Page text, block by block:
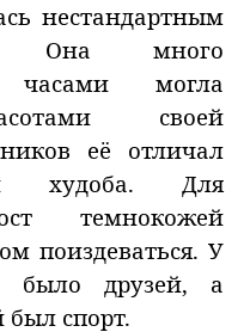
нестандартным
Она много
часами могла
своей
её отличал
худоба. Для
темнокожей
поиздеваться. У
было друзей, а
был спорт.